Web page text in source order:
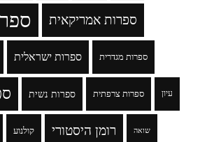
ספרות אמריקאית
ספרות ישראלית ספרות מגדרית
ספרות נשית ספרות צרפתית עיון
קולנוע רומן היסטורי שואה